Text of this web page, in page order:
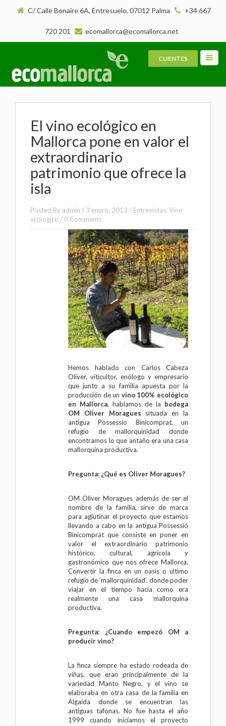
C/ Calle Bonaire 6A, Entresuelo, 07012 Palma +34 667
720 201 ecomallorca@ecomallorca.net
CLIENTES
El vino ecológico en
Mallorca pone en valor el
extraordinario
patrimonio que ofrece la
isla
Posted By admin / 3 enero, 2013 / Entrevistas, Vino
ecologico / 0 Comments
Hemos hablado con Carlos Cabeza
Oliver, viticultor, enólogo y empresario
que junto a su familia apuesta por la
producción de un vino 100% ecológico
en Mallorca, hablamos de la bodega
OM Oliver Moragues situada en la
antigua Possessio Binicomprat, un
refugio de mallorquinidad donde
encontramos lo que antaño era una casa
mallorquina productiva.
Pregunta: ¿Qué es Oliver Moragues?
OM Oliver Moragues además de ser el
nombre de la familia, sirve de marca
para aglutinar el proyecto que estamos
llevando a cabo en la antigua Possessió
Binicomprat que consiste en poner en
valor el extraordinario patrimonio
histórico, cultural, agrícola y
gastronómico que nos ofrece Mallorca.
Convertir la finca en un oasis o ultimo
refugio de ‘mallorquinidad’, donde poder
viajar en el tiempo hacia como era
realmente una casa mallorquina
productiva.
Pregunta: ¿Cuando empezó OM a
producir vino?
La finca siempre ha estado rodeada de
viñas, que eran principalmente de la
variedad Manto Negro, y el vino se
elaboraba en otra casa de la familia en
Algaida donde se encuentran las
antiguas tafonas. No fue hasta el año
1999 cuando iniciamos el proyecto